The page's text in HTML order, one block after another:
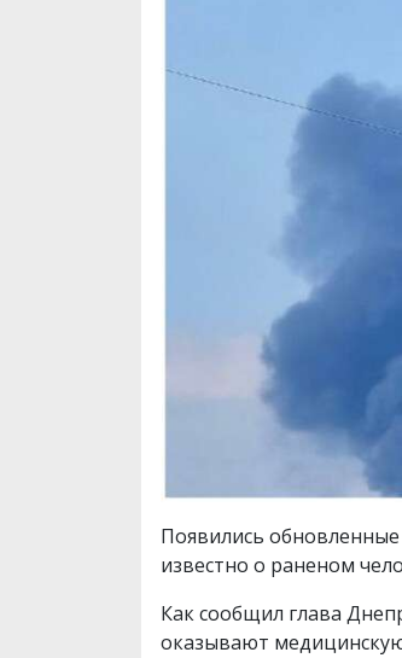
Появились
известно о раненом
Как сообщил глава
оказывают